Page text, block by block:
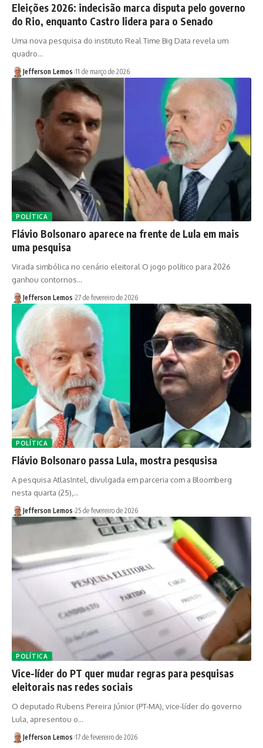
Eleições 2026: indecisão marca disputa pelo governo
do Rio, enquanto Castro lidera para o Senado
Uma nova pesquisa do instituto Real Time Big Data revela um
quadro…
Jefferson Lemos 11 de março de 2026
POLÍTICA
Flávio Bolsonaro aparece na frente de Lula em mais
uma pesquisa
Virada simbólica no cenário eleitoral O jogo político para 2026
ganhou contornos…
Jefferson Lemos 27 de fevereiro de 2026
POLÍTICA
Flávio Bolsonaro passa Lula, mostra pesqusisa
A pesquisa AtlasIntel, divulgada em parceria com a Bloomberg
nesta quarta (25),…
Jefferson Lemos 25 de fevereiro de 2026
POLÍTICA
Vice-líder do PT quer mudar regras para pesquisas
eleitorais nas redes sociais
O deputado Rubens Pereira Júnior (PT-MA), vice-líder do governo
Lula, apresentou o…
Jefferson Lemos 17 de fevereiro de 2026